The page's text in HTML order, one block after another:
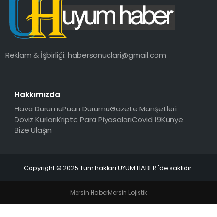
SAĞLIK
MAGAZIN
Reklam & İşbirliği:habersonuclari@gmail.com
Hakkımızda
Hava DurumuPuan DurumuGazete Manşetleri
Döviz KurlarıKripto Para PiyasalarıCovid 19Künye
Bize Ulaşın
Copyright © 2025 Tüm hakları UYUM HABER 'de saklıdır.
Mersin HaberMersin Lojistik